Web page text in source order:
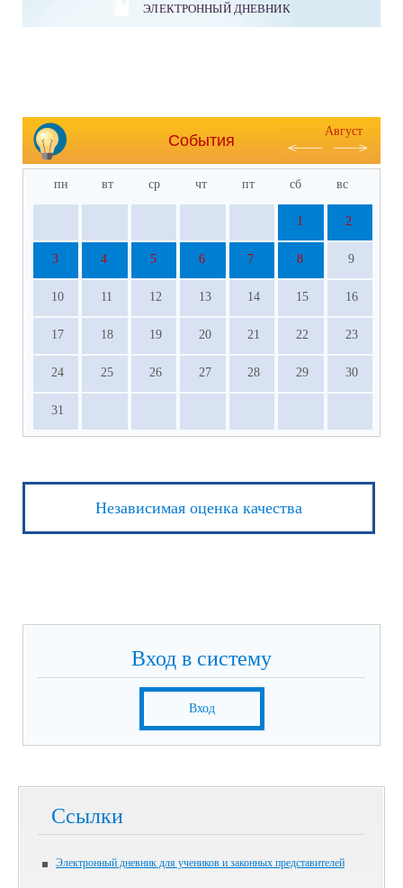
ЭЛЕКТРОННЫЙ ДНЕВНИК
События
Август
пн вт ср чт пт сб вс
1 2
3 4 5 6 7 8 9
10 11 12 13 14 15 16
17 18 19 20 21 22 23
24 25 26 27 28 29 30
31
Независимая оценка качества
Вход в систему
Вход
Ссылки
Электронный дневник для учеников и законных представителей